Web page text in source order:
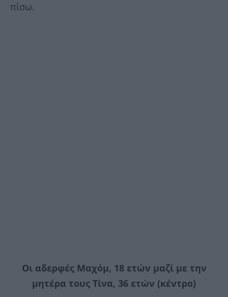
πίσω.
Οι αδερφές Μαχόμ, 18 ετών μαζί με την
μητέρα τους Τίνα, 36 ετών (κέντρο)